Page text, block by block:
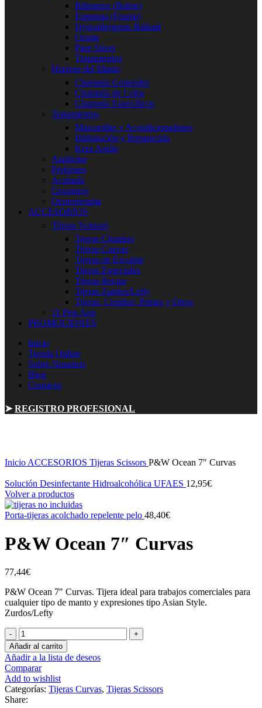
Bálsamos (Balms)
Espumas (Foams)
Hypoallergenic Rithual
Ozone
Pure Silver
Tratamientos
Higiene del Manto
Champús Generales
Champús de Color
Champús Específicos
Tratamientos
Mascarillas y Acondicionadores
Hidratación y Reparación
Kera Argán
Andiroba
Perfumes
Acabado
Groomers
Ozonoterapia
ACCESORIOS
Tijeras Scissors
Tijeras Chunker
Tijeras Curvas
Tijeras de Esculpir
Tijeras Especiales
Tijeras Rectas
Tijeras Zurdos/Lefty
Tijeras, Cepillos, Peines y Otros
11 Pets App
PROMOCIONES
Inicio
Tienda Online
Sobre Nosotros
Blog
Contacto
➤REGISTRO PROFESIONAL
Inicio ACCESORIOS Tijeras Scissors P&W Ocean 7″ Curvas
Solución Desinfectante Hidroalcohólica UFAES 12,95€
Volver a productos
Porta-tijeras acolchado repelente pelo 48,40€
P&W Ocean 7″ Curvas
77,44€
P&W Ocean 7″ Curvas. Tijera ideal para trabajos comerciales para
cualquier tipo de manto y expresiones tipo Asian Style.
Zurdos/Lefty
P&W
Ocean
7"
Curvas
cantidad
Añadir al carrito
Añadir a la lista de deseos
Comparar
Add to wishlist
Categorías: Tijeras Curvas, Tijeras Scissors
Share: